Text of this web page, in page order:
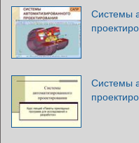
Системы
Системы